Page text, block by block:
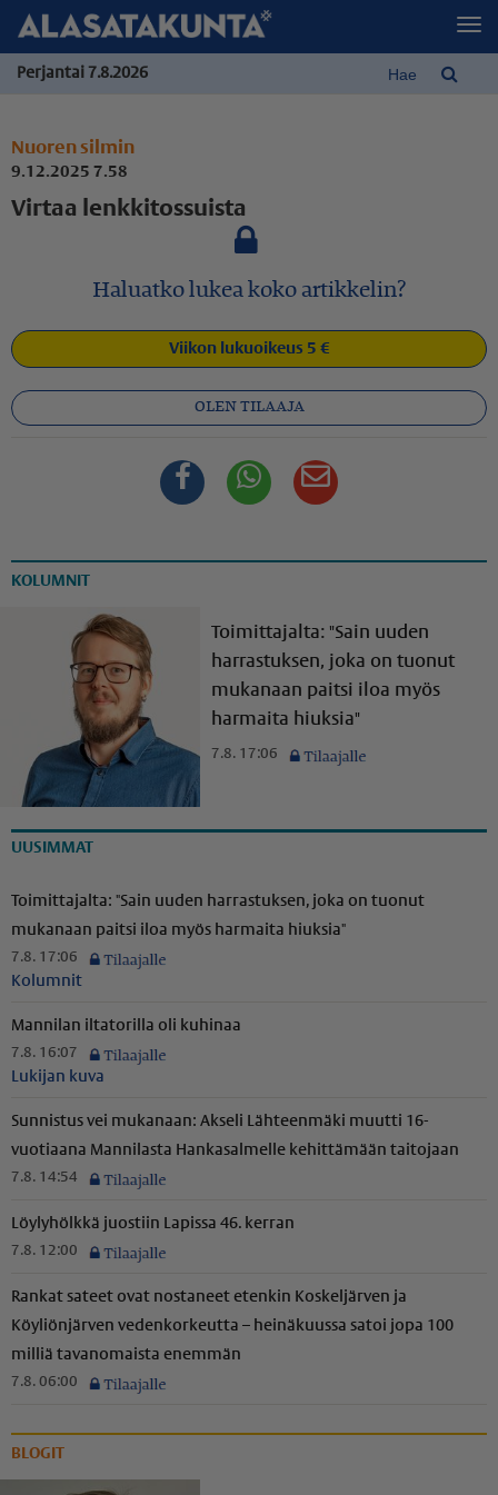
Perjantai 7.8.2026
Nuoren silmin
9.12.2025 7.58
Virtaa lenkkitossuista
Haluatko lukea koko artikkelin?
Viikon lukuoikeus 5 €
OLEN TILAAJA
FacebookWhatsappSähköposti
KOLUMNIT
Toimittajalta: "Sain uuden
harrastuksen, joka on tuonut
mukanaan paitsi iloa myös
harmaita hiuksia"
7.8. 17:06
UUSIMMAT
Toimittajalta: "Sain uuden harrastuksen, joka on tuonut
mukanaan paitsi iloa myös harmaita hiuksia"
7.8. 17:06
Kolumnit
Mannilan iltatorilla oli kuhinaa
7.8. 16:07
Lukijan kuva
Sunnistus vei mukanaan: Akseli Lähteenmäki muutti 16-
vuotiaana Mannilasta Hankasalmelle kehittämään taitojaan
7.8. 14:54
Löylyhölkkä juostiin Lapissa 46. kerran
7.8. 12:00
Rankat sateet ovat nostaneet etenkin Koskeljärven ja
Köyliönjärven vedenkorkeutta – heinäkuussa satoi jopa 100
milliä tavanomaista enemmän
7.8. 06:00
BLOGIT